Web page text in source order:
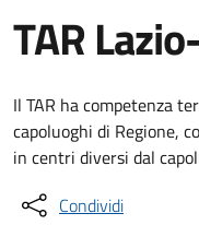
TAR
Il TAR ha competenza
capoluoghi di Regione,
in centri diversi dal
Condividi